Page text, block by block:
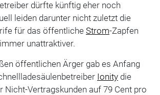
dürfte künftig eher noch
leiden darunter nicht zuletzt die
für das öffentliche Strom-Zapfen
unattraktiver.
öffentlichen Ärger gab es Anfang
Ionitydie
Nicht-Vertragskunden auf 79 Cent pro